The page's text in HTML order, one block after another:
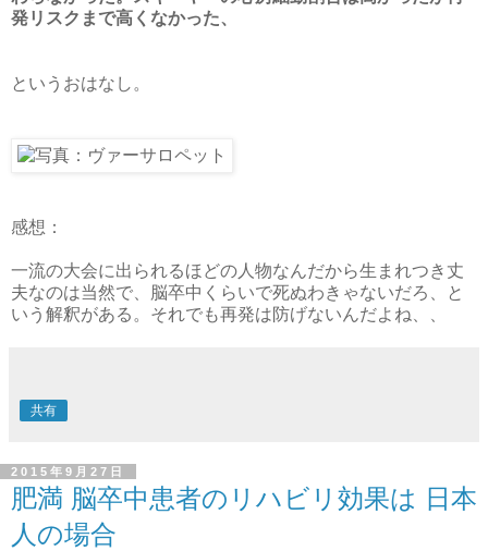
発リスクまで高くなかった、
というおはなし。
感想：
一流の大会に出られるほどの人物なんだから生まれつき丈
夫なのは当然で、脳卒中くらいで死ぬわきゃないだろ、と
いう解釈がある。それでも再発は防げないんだよね、、
共有
2015年9月27日
肥満 脳卒中患者のリハビリ効果は 日本
人の場合